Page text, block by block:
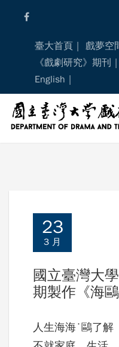
臺大首頁 戲夢空
《戲劇研究》期刊
English
23
3 月
國立臺灣大
期製作《海鷗
人生海海˙鷗了解